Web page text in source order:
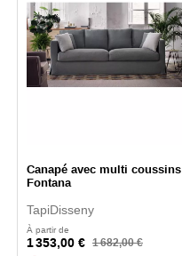
Canapé avec multi coussins
Fontana
TapiDisseny
À partir de
1 353,00 € 1 682,00 €